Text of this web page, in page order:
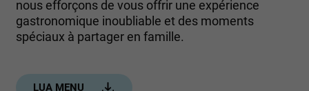
nous efforçons de vous offrir une expérience
gastronomique inoubliable et des moments
spéciaux à partager en famille.
LUA MENU